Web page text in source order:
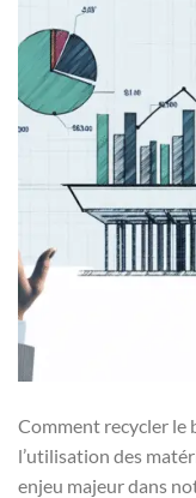
Comment recycler le
l’utilisation des
enjeu majeur dans